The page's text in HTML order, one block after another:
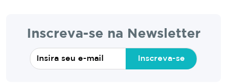
Inscreva-se na Newsletter
Inscreva-se